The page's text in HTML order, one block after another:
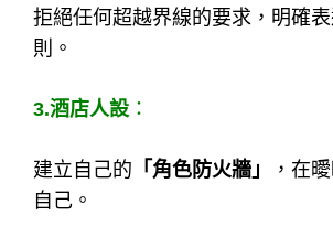
拒絕任何超越界線的要求，明確
則。
3.酒店人設 ：
建立自己的 「角色防火牆」
，在
自己。